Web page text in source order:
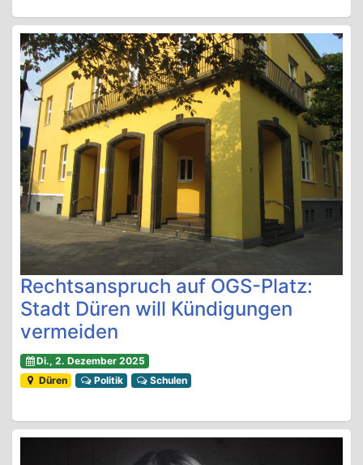
Rechtsanspruch auf OGS-Platz:
Stadt Düren will Kündigungen
vermeiden
Di., 2. Dezember 2025
Düren
Politik Schulen